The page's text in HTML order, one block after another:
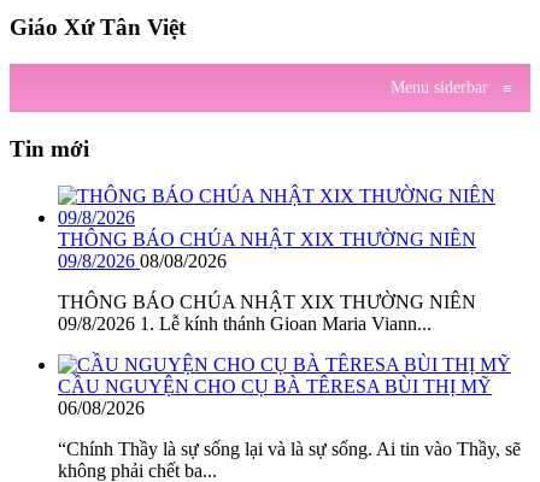
Giáo Xứ Tân Việt
Menu siderbar ≡
Tin mới
THÔNG BÁO CHÚA NHẬT XIX THƯỜNG NIÊN
09/8/2026 08/08/2026
THÔNG BÁO CHÚA NHẬT XIX THƯỜNG NIÊN
09/8/2026 1. Lễ kính thánh Gioan Maria Viann...
CẦU NGUYỆN CHO CỤ BÀ TÊRESA BÙI THỊ MỸ
06/08/2026
“Chính Thầy là sự sống lại và là sự sống. Ai tin vào Thầy, sẽ
không phải chết ba...